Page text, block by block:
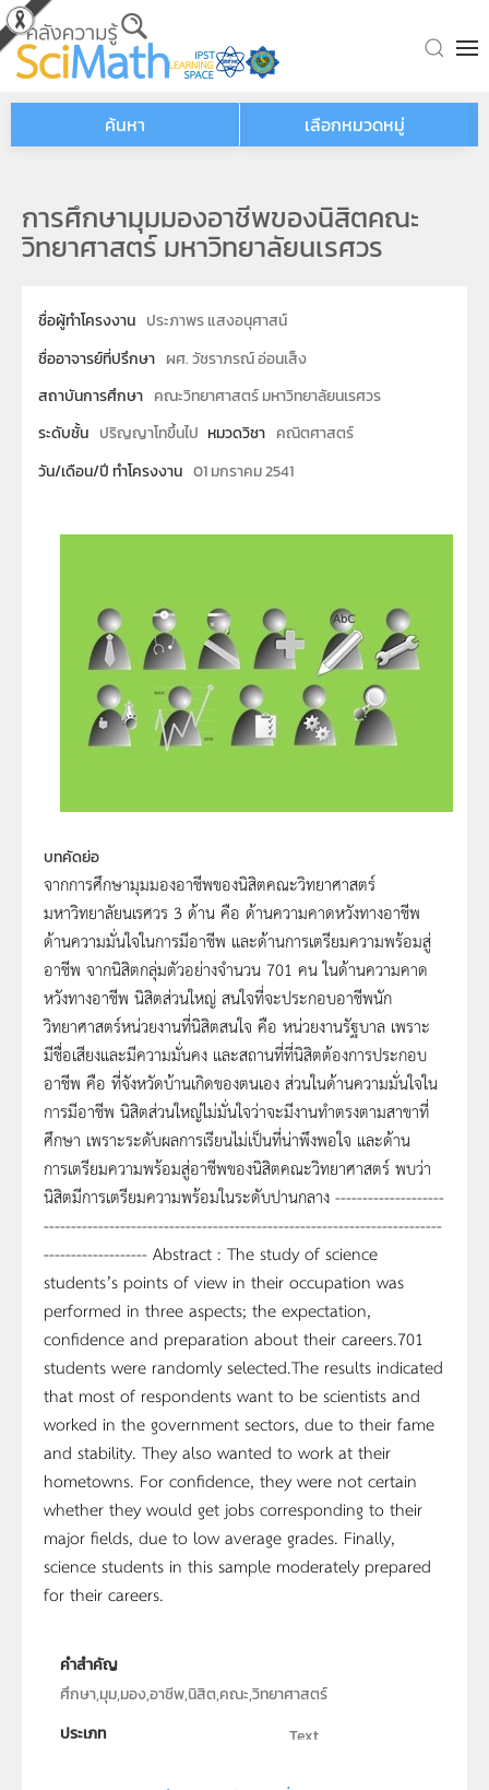
Skip to main content
ค้นหา เลือกหมวดหมู่
การศึกษามุมมองอาชีพของนิสิตคณะ
วิทยาศาสตร์ มหาวิทยาลัยนเรศวร
ชื่อผู้ทำโครงงาน ประภาพร แสงอนุศาสน์
ชื่ออาจารย์ที่ปรึกษา ผศ. วัชราภรณ์ อ่อนเส็ง
สถาบันการศึกษา คณะวิทยาศาสตร์ มหาวิทยาลัยนเรศวร
ระดับชั้น ปริญญาโทขึ้นไป หมวดวิชา คณิตศาสตร์
วัน/เดือน/ปี ทำโครงงาน 01 มกราคม 2541
บทคัดย่อ
จากการศึกษามุมมองอาชีพของนิสิตคณะวิทยาศาสตร์
มหาวิทยาลัยนเรศวร 3 ด้าน คือ ด้านความคาดหวังทางอาชีพ
ด้านความมั่นใจในการมีอาชีพ และด้านการเตรียมความพร้อมสู่
อาชีพ จากนิสิตกลุ่มตัวอย่างจำนวน 701 คน ในด้านความคาด
หวังทางอาชีพ นิสิตส่วนใหญ่ สนใจที่จะประกอบอาชีพนัก
วิทยาศาสตร์หน่วยงานที่นิสิตสนใจ คือ หน่วยงานรัฐบาล เพราะ
มีชื่อเสียงและมีความมั่นคง และสถานที่ที่นิสิตต้องการประกอบ
อาชีพ คือ ที่จังหวัดบ้านเกิดของตนเอง ส่วนในด้านความมั่นใจใน
การมีอาชีพ นิสิตส่วนใหญ่ไม่มั่นใจว่าจะมีงานทำตรงตามสาขาที่
ศึกษา เพราะระดับผลการเรียนไม่เป็นที่น่าพึงพอใจ และด้าน
การเตรียมความพร้อมสู่อาชีพของนิสิตคณะวิทยาศาสตร์ พบว่า
นิสิตมีการเตรียมความพร้อมในระดับปานกลาง --------------------
-------------------------------------------------------------------------
------------------- Abstract : The study of science
students’s points of view in their occupation was
performed in three aspects; the expectation,
confidence and preparation about their careers.701
students were randomly selected.The results indicated
that most of respondents want to be scientists and
worked in the government sectors, due to their fame
and stability. They also wanted to work at their
hometowns. For confidence, they were not certain
whether they would get jobs corresponding to their
major fields, due to low average grades. Finally,
science students in this sample moderately prepared
for their careers.
คำสำคัญ
ศึกษา,มุม,มอง,อาชีพ,นิสิต,คณะ,วิทยาศาสตร์
ประเภท
Text